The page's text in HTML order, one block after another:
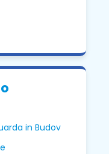
in Budov